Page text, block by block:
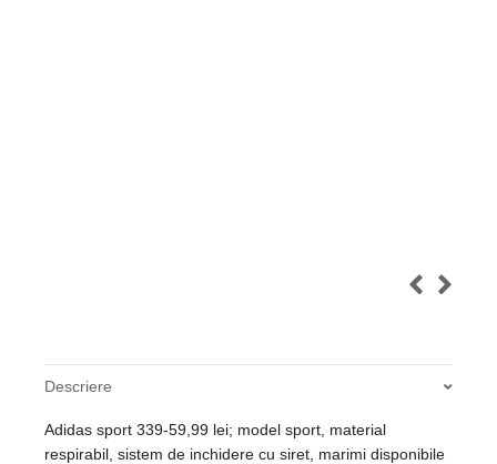
Descriere
Adidas sport 339-59,99 lei; model sport, material
respirabil, sistem de inchidere cu siret, marimi disponibile